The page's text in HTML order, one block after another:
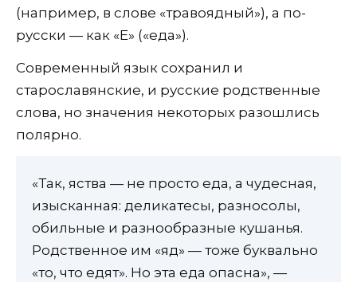
(например, в слове «травоядный»), а по-
русски — как «Е» («еда»).
Современный язык сохранил и
старославянские, и русские родственные
слова, но значения некоторых разошлись
полярно.
«Так, яства — не просто еда, а чудесная,
изысканная: деликатесы, разносолы,
обильные и разнообразные кушанья.
Родственное им «яд» — тоже буквально
«то, что едят». Но эта еда опасна», —